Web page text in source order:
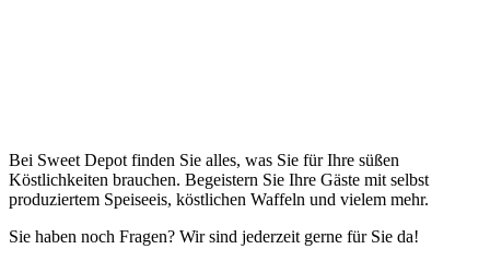
Bei Sweet Depot finden Sie alles, was Sie für Ihre süßen
Köstlichkeiten brauchen. Begeistern Sie Ihre Gäste mit selbst
produziertem Speiseeis, köstlichen Waffeln und vielem mehr.
Sie haben noch Fragen? Wir sind jederzeit gerne für Sie da!